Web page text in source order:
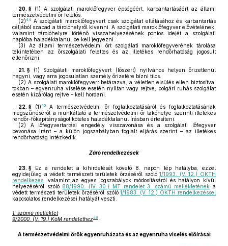
20. § (1) A szolgálati maroklőfegyver épségéért, karbantartásáért az állami
természetvédelmi őr felelős.
(2)44 A szolgálati maroklőfegyvert csak szolgálat ellátásához és karbantartás
céljából szabad a tárolóhelyről kivenni. A szolgálati maroklőfegyver elővételének,
valamint tárolóhelyre történő visszahelyezésének pontos idejét a szolgálati
naplóba haladéktalanul be kell jegyezni.
(3) Az állami természetvédelmi őrt szolgálati maroklőfegyverének tárolása
tekintetében az őrszolgálati felettes és az illetékes rendőrhatóság jogosult
ellenőrizni.
21. § (1) Szolgálati maroklőfegyvert (lőszert) nyilvános helyen őrizetlenül
hagyni, vagy arra jogosulatlan személy őrizetére bízni tilos.
(2) A szolgálati maroklőfegyvert betárazva, a véletlen elsülés ellen biztosítva,
tokban – egyenruha viselése esetén nyíltan vagy rejtve, polgári ruhás szolgálat
esetén kizárólag rejtve – kell hordani.
22. § (1)45
A természetvédelmi őr foglalkoztatásáról és foglalkoztatásának
megszűnéséről a munkáltató a természetvédelmi őr lakóhelye szerinti illetékes
rendőr-főkapitányságot köteles haladéktalanul írásban értesíteni.
(2) A lőfegyvertartási engedély visszavonása és a szolgálati lőfegyver
bevonása iránt – a külön jogszabályban foglalt eljárás szerint – az illetékes
rendőrhatóság intézkedik.
Záró rendelkezések
23. § Ez a rendelet a kihirdetését követő 8. napon lép hatályba, ezzel
egyidejűleg a védett természeti területek őrzéséről szóló1/1993. (V. 12.) OKTH
rendelkezés , valamint az egyes jogszabályok módosításáról és hatályon kívül
helyezéséről szóló 88/1990. (IV. 30.) MT rendelet 3. számú mellékletének a
védett természeti területek őrzéséről szóló1/1983. (V. 12.) OKTH rendelkezéssel
kapcsolatos rendelkezései hatályát veszti.
1. számú melléklet
9/2000. (V. 19.) KöM rendelethez46
A természetvédelmi őrök egyenruházata és az egyenruha viselés előírásai